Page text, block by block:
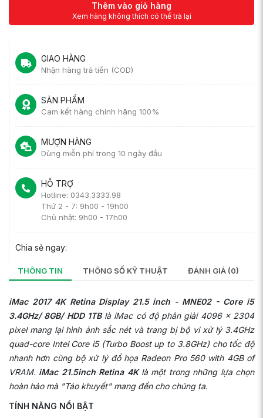
Thêm vào giỏ hàng
Xem hàng không thích có thể trả lại
GIAO HÀNG
Nhận hàng trả tiền (COD)
SẢN PHẨM
Cam kết hàng chính hãng 100%
MƯỢN HÀNG
Dùng miễn phí trong 10 ngày đầu
HỖ TRỢ
Hotline: 0343.3333.98
Thứ 2 - 7: 9h00 - 19h00
Chủ nhật: 9h00 - 17h00
Chia sẻ ngay:
THÔNG TIN THÔNG SỐ KỸ THUẬT ĐÁNH GIÁ (0)
iMac 2017 4K Retina Display 21.5 inch - MNE02 - Core i5
3.4GHz/ 8GB/ HDD 1TBlà iMac có độ phân giải 4096 x 2304
pixel mang lại hình ảnh sắc nét và trang bị bộ vi xử lý 3.4GHz
quad-core Intel Core i5 (Turbo Boost up to 3.8GHz) cho tốc độ
nhanh hơn cùng bộ xử lý đồ họa Radeon Pro 560 with 4GB of
VRAM. iMac 21.5inch Retina 4K là một trong những lựa chọn
hoàn hảo mà "Táo khuyết" mang đến cho chúng ta.
TÍNH NĂNG NỔI BẬT